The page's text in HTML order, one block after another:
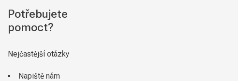
Potřebujete
pomoct?
Nejčastější otázky
Napiště nám